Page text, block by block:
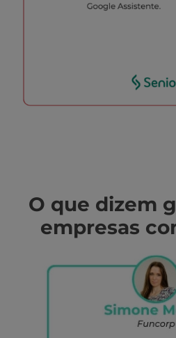
O que dizem
empresas